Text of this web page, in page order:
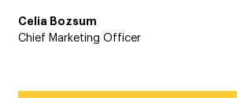
Celia Bozsum
Chief Marketing Officer